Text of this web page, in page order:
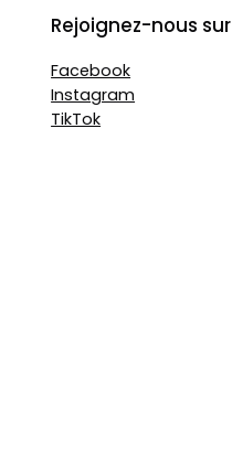
Rejoignez-nous sur
Facebook
Instagram
TikTok